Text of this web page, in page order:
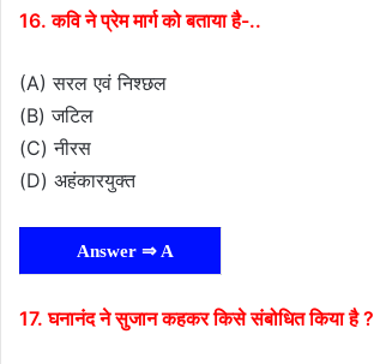
16. कवि ने प्रेम मार्ग को बताया है-..
(A) सरल एवं निश्छल
(B) जटिल
(C) नीरस
(D) अहंकारयुक्त
Answer ⇒ A
17. घनानंद ने सुजान कहकर किसे संबोधित किया है ?